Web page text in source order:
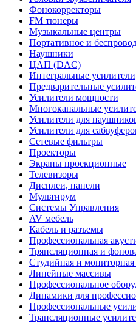
Фонокорректоры
FM тюнеры
Музыкальные центры
Портативное и
Наушники
ЦАП (DAC)
Интегральные усилители
Предварительные
Усилители мощности
Многоканальные
Усилители для
Усилители для
Сетевые фильтры
Проекторы
Экраны проекционные
Телевизоры
Дисплеи, панели
Мультирум
Системы Управления
AV мебель
Кабель и разъемы
Профессиональная
Трянсляционная и
Студийная и мониторная
Линейные массивы
Профессиональное
Динамики для
Профессиональные
Трансляционные